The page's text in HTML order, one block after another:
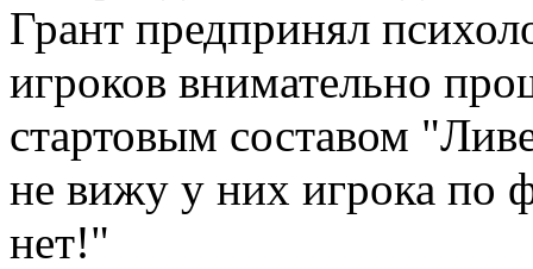
Грант предпринял
игроков внимательно
стартовым составом
не вижу у них игрока по
нет!"